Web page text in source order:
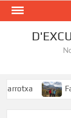
Skip
Fageda